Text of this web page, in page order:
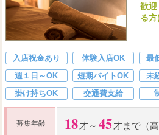
歓迎
る方
入店祝金あり 体験入店OK 最
週１日～OK
短期バイトOK 未
掛け持ちOK
交通費支給
募集年齢 18才～ 45才まで（